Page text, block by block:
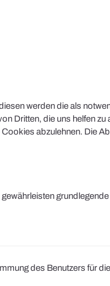
werden die als
Dritten, die uns helfen
abzulehnen. Die
des Benutzers für